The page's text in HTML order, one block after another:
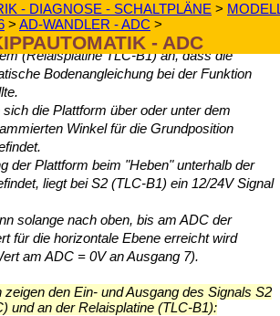
- DIAGNOSE - SCHALTPLÄNE >
> AD-WANDLER - ADC >
- ADC
(Relaisplatine TLC-B1) an, dass die
Bodenangleichung bei der Funktion
die Plattform über oder unter dem
Winkel für die Grundposition
der Plattform beim "Heben" unterhalb der
liegt bei S2 (TLC-B1) ein 12/24V Signal
solange nach oben, bis am ADC der
für die horizontale Ebene erreicht wird
am ADC = 0V an Ausgang 7).
zeigen den Ein- und Ausgang des Signals S2
und an der Relaisplatine (TLC-B1):